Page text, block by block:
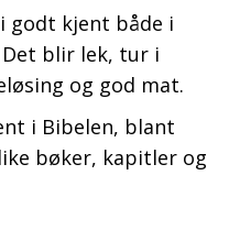
godt kjent både i
blir lek, tur i
og god mat.
i Bibelen, blant
bøker, kapitler og